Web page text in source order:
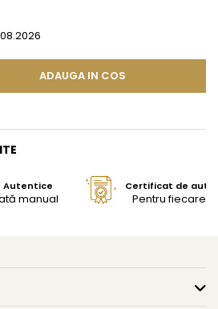
ADAUGA IN COS
Autentice
manual
Certificat de
Pentru fiecare